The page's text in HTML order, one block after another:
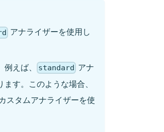
アナライザーを使用し
えば、
standard アナ
す。このような場合、
スタムアナライザーを使